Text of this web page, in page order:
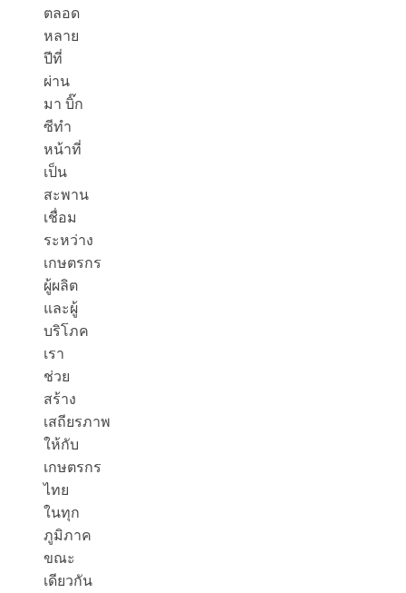
ตลอด
หลาย
ปีที่
ผ่าน
มา บิ๊ก
ซีทำ
หน้าที่
เป็น
สะพาน
เชื่อม
ระหว่าง
เกษตรกร
ผู้ผลิต
และผู้
บริโภค
เรา
ช่วย
สร้าง
เสถียรภาพ
ให้กับ
เกษตรกร
ไทย
ในทุก
ภูมิภาค
ขณะ
เดียวกัน